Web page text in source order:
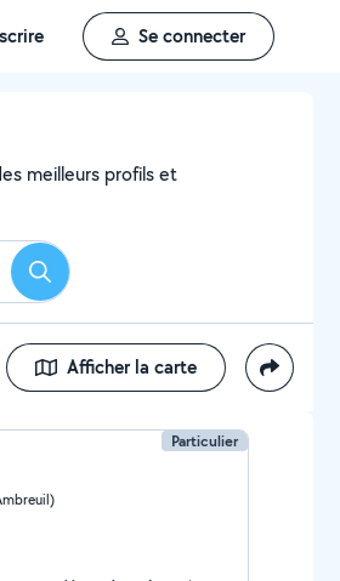
Se connecter
meilleurs profils et
Rechercher
Afficher la carte
Particulier